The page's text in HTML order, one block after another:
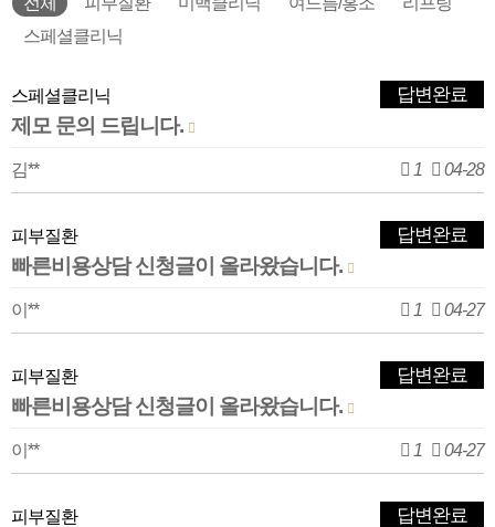
스페셜클리닉
스페셜클리닉
제모 문의 드립니다.
답변완료
김** 1 04-28
피부질환
빠른비용상담 신청글이 올라왔습니다.
답변완료
이** 1 04-27
피부질환
빠른비용상담 신청글이 올라왔습니다.
답변완료
이** 1 04-27
피부질환 답변완료